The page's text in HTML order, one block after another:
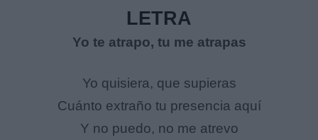
LETRA
Yo te atrapo, tu me atrapas
Yo quisiera, que supieras
Cuánto extraño tu presencia aquí
Y no puedo, no me atrevo